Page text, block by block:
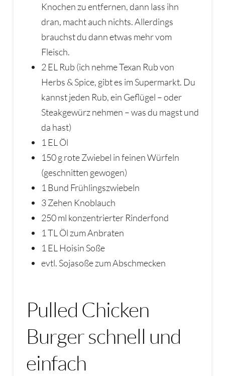
Knochen zu entfernen, dann lass ihn
dran, macht auch nichts. Allerdings
brauchst du dann etwas mehr vom
Fleisch.
2 EL Rub (ich nehme Texan Rub von
Herbs & Spice, gibt es im Supermarkt. Du
kannst jeden Rub, ein Geflügel – oder
Steakgewürz nehmen – was du magst und
da hast)
1 EL Öl
150 g rote Zwiebel in feinen Würfeln
(geschnitten gewogen)
1 Bund Frühlingszwiebeln
3 Zehen Knoblauch
250 ml konzentrierter Rinderfond
1 TL Öl zum Anbraten
1 EL Hoisin Soße
evtl. Sojasoße zum Abschmecken
Pulled Chicken
Burger schnell und
einfach